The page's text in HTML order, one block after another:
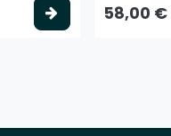
Valitse58,00 €